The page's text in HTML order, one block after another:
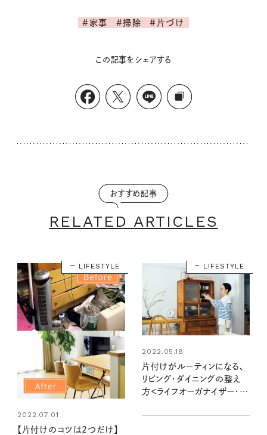
#家事 #掃除 #片づけ
この記事をシェアする
おすすめ記事
RELATED ARTICLES
LIFESTYLE
2022.07.01
【片付けのコツは2つだけ】
LIFESTYLE
2022.05.18
片付けがルーティンになる、
リビング・ダイニングの整え
方＜ライフオーガナイザー・田